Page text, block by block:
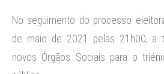
No seguimento do processo
de maio de 2021 pelas 21h00, a
novos Órgãos Sociais para o